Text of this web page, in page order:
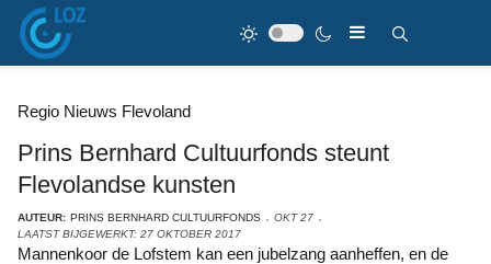
Regio Nieuws Flevoland
Prins Bernhard Cultuurfonds steunt
Flevolandse kunsten
AUTEUR: PRINS BERNHARD CULTUURFONDS
OKT 27
LAATST BIJGEWERKT: 27 OKTOBER 2017
Mannenkoor de Lofstem kan een jubelzang aanheffen, en de